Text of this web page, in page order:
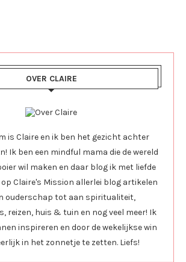
OVER CLAIRE
is Claire en ik ben het gezicht achter
Ik ben een mindful mama die de wereld
wil maken en daar blog ik met liefde
op Claire's Mission allerlei blog artikelen
ouderschap tot aan spiritualiteit,
reizen, huis & tuin en nog veel meer! Ik
inspireren en door de wekelijkse win
in het zonnetje te zetten. Liefs!